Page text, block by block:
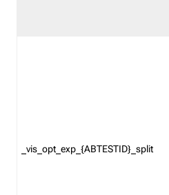
_vis_opt_exp_{ABTESTID}_split